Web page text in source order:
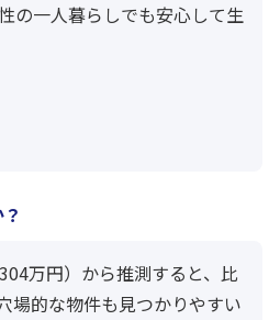
の一人暮らしでも安心して生
万円）から推測すると、比
場的な物件も見つかりやすい